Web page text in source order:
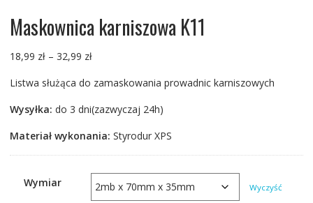
Maskownica karniszowa K11
18,99 zł – 32,99 złZakres
od
do
32,99 zł
Listwa służąca do zamaskowania prowadnic karniszowych
Wysyłka: do 3 dni(zazwyczaj 24h)
Materiał wykonania: Styrodur XPS
Wymiar Wyczyść